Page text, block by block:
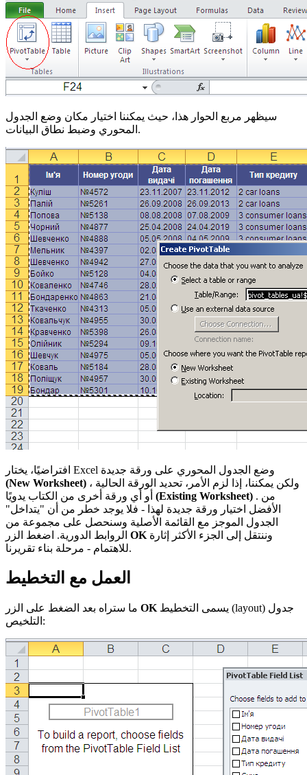
سيظهر مربع الحوار هذا، حيث يمكننا اختيار مكان وضع الجدول
المحوري وضبط نطاق البيانات.
افتراضيًا، يختار Excel وضع الجدول المحوري على ورقة جديدة
(New Worksheet) ، ولكن يمكننا، إذا لزم الأمر، تحديد الورقة الحالية
(Existing Worksheet) . من
الأفضل اختيار ورقة جديدة لهذا - فلا يوجد خطر من أن "يتداخل"
الجدول الموجز مع القائمة الأصلية وسنحصل على مجموعة من
OK وننتقل إلى الجزء الأكثر إثارة
للاهتمام - مرحلة بناء تقريرنا.
العمل مع التخطيط
OK (layout)
التلخيص: